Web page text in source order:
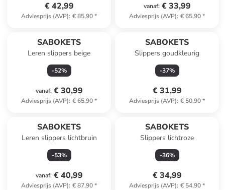
€ 42,99
Adviesprijs (AVP): € 85,90*
vanaf: € 33,99
Adviesprijs (AVP): € 65,90*
SABOKETS
Leren slippers beige
-52%
vanaf: € 30,99
Adviesprijs (AVP): € 65,90*
SABOKETS
Slippers goudkleurig
-37%
€ 31,99
Adviesprijs (AVP): € 50,90*
SABOKETS
Leren slippers lichtbruin
-53%
vanaf: € 40,99
Adviesprijs (AVP): € 87,90*
SABOKETS
Slippers lichtroze
-36%
€ 34,99
Adviesprijs (AVP): € 54,90*